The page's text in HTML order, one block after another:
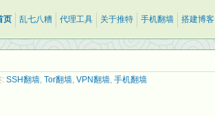
页 乱七八糟 代理工具 关于推特 手机翻墙 搭建博客
: SSH翻墙, Tor翻墙, VPN翻墙, 手机翻墙